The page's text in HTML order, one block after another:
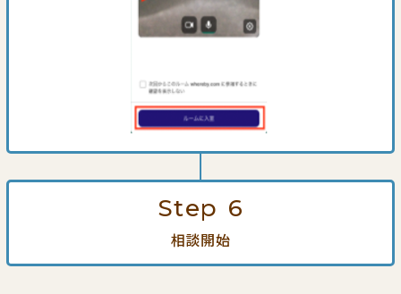
Step 6
相談開始